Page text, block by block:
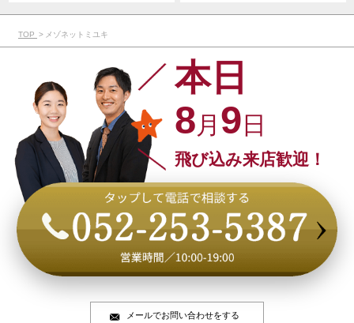
TOP メゾネットミユキ
本日
8 月 9 日
飛び込み来店歓迎！
メールでお問い合わせをする